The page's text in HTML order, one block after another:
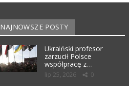
NAJNOWSZE POSTY
Ukraiński profesor
zarzucił Polsce
współpracę z…
lip 25, 2026 0